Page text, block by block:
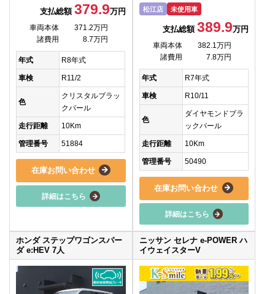
支払総額 379.9万円
車両本体
371.2万円
諸費用
8.7万円
年式 R8年式
車検 R11/2
色
クリスタルブラッ
クパール
走行距離 10Km
管理番号 51884
在庫お問い合わせ
詳細はこちら
松江店 未使用車
支払総額389.9万円
車両本体
382.1万円
諸費用
7.8万円
年式 R7年式
車検 R10/11
色
ダイヤモンドブラ
ックパール
走行距離 10Km
管理番号 50490
在庫お問い合わせ
詳細はこちら
ホンダ ステップワゴンスパー
ダ e:HEV 7人
ニッサン セレナ e-POWER ハ
イウェイスターV